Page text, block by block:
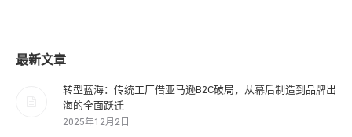
最新文章
转型蓝海：传统工厂借亚马逊B2C破局，从幕后制造到品牌出
海的全面跃迁
2025年12月2日